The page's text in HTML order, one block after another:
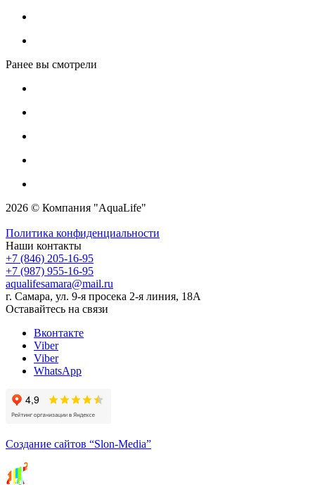
Ранее вы смотрели
2026 © Компания "AquaLife"
Политика конфиденциальности
Наши контакты
+7 (846) 205-16-95
+7 (987) 955-16-95
aqualifesamara@mail.ru
г. Самара, ул. 9-я просека 2-я линия, 18А
Оставайтесь на связи
Вконтакте
Viber
Viber
WhatsApp
Создание сайтов “Slon-Media”